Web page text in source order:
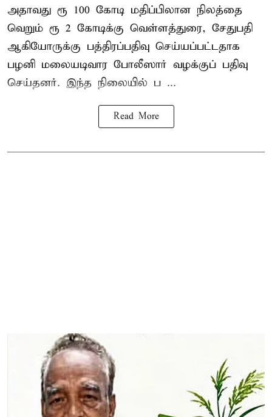
அதாவது ரூ 100 கோடி மதிப்பிலான நிலத்தை
வெறும் ரூ 2 கோடிக்கு வெள்ளத்துரை, சேதுபதி
ஆகியோருக்கு பத்திரப்பதிவு செய்யப்பட்டதாக
பழனி மலையடிவார போலீஸார் வழக்குப் பதிவு
செய்தனர். இந்த நிலையில் ப ...
Read More